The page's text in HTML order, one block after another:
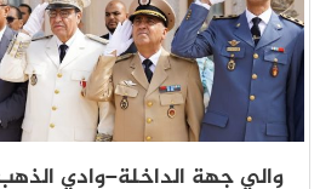
والي جهة الداخلة–وادي